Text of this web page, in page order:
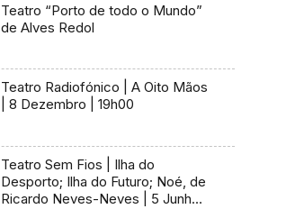
Teatro “Porto de todo o Mundo”
de Alves Redol
Teatro Radiofónico | A Oito Mãos
| 8 Dezembro | 19h00
Teatro Sem Fios | Ilha do
Desporto; Ilha do Futuro; Noé, de
Ricardo Neves-Neves | 5 Junho